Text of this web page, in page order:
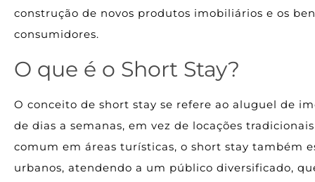
construção de novos produtos imobiliários e os
consumidores.
O que é o Short Stay?
O conceito de short stay se refere ao aluguel de
de dias a semanas, em vez de locações
comum em áreas turísticas, o short stay também
urbanos, atendendo a um público diversificado,